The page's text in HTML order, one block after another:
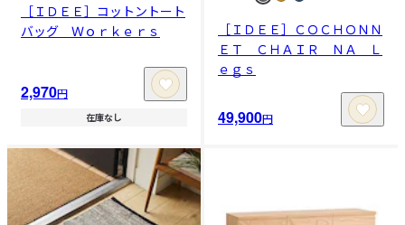
［ＩＤＥＥ］コットントート
バッグ Ｗｏｒｋｅｒｓ
2,970円
在庫なし
［ＩＤＥＥ］ＣＯＣＨＯＮＮ
ＥＴ ＣＨＡＩＲ ＮＡ Ｌ
ｅｇｓ
49,900円